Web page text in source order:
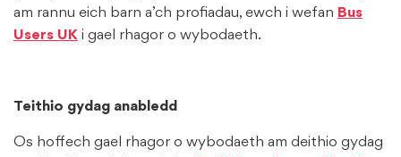
am rannu eich barn a’ch profiadau, ewch i wefan Bus
Users UK i gael rhagor o wybodaeth.
Teithio gydag anabledd
Os hoffech gael rhagor o wybodaeth am deithio gydag